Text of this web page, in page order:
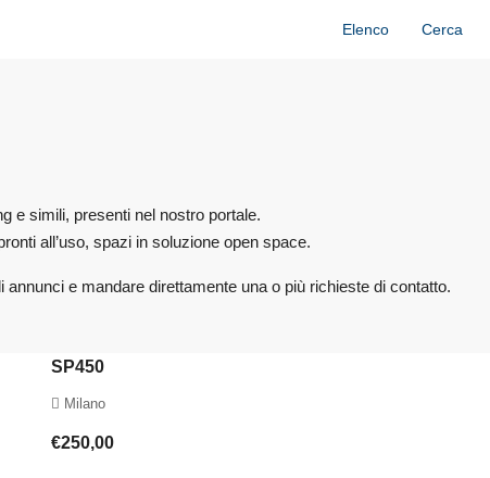
Elenco Cerca
e simili, presenti nel nostro portale.
all’uso, spazi in soluzione open space.
e mandare direttamente una o più richieste di contatto.
SP450
Milano
€250,00